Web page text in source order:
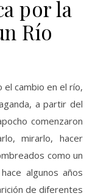
por la
Río
el cambio en el río,
a partir del
comenzaron
mirarlo, hacer
como un
algunos años
de diferentes